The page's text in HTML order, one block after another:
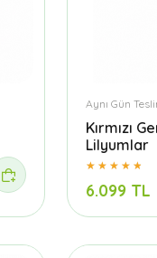
Aynı Gün
Kırmızı
Lilyumlar
6.099 TL